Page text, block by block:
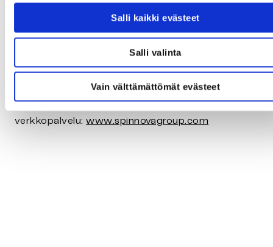
Salli kaikki evästeet
Salli valinta
Vain välttämättömät evästeet
www.spinnova.com
verkkopalvelu: www.spinnovagroup.com